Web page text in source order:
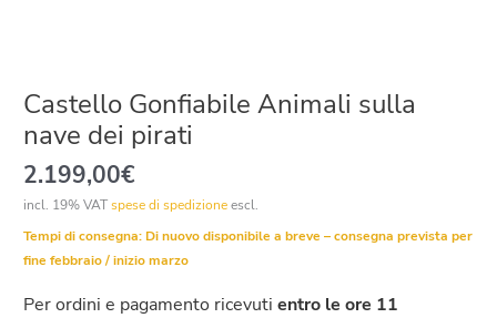
Castello Gonfiabile Animali sulla
nave dei pirati
2.199,00€
incl. 19% VATspese di spedizioneescl.
Tempi di consegna: Di nuovo disponibile a breve – consegna prevista per
fine febbraio / inizio marzo
Per ordini e pagamento ricevutientro le ore 11